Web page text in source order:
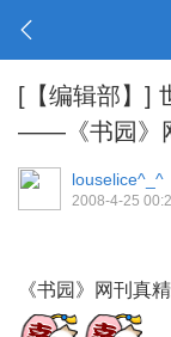
[【编辑部】]
——《书园》
louselice^_^
2008-4-25
《书园》网刊真